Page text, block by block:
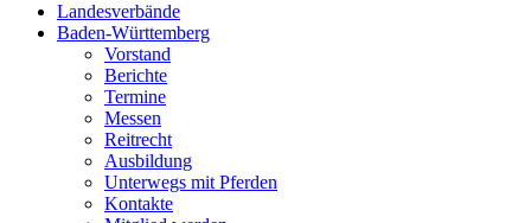
Landesverbände
Baden-Württemberg
Vorstand
Berichte
Termine
Messen
Reitrecht
Ausbildung
Unterwegs mit Pferden
Kontakte